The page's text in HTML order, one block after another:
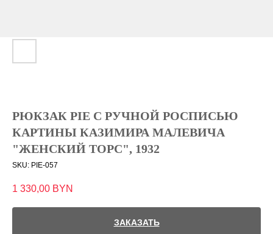
РЮКЗАК PIE С РУЧНОЙ РОСПИСЬЮ
КАРТИНЫ КАЗИМИРА МАЛЕВИЧА
"ЖЕНСКИЙ ТОРС", 1932
SKU: PIE-057
1 330,00 BYN
ЗАКАЗАТЬ